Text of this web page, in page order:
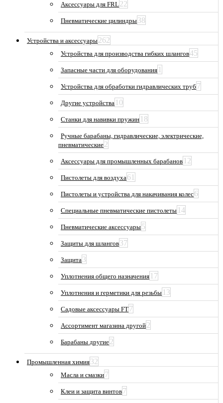
Аксессуары для FRL22
Пневматические цилиндры38
Устройства и аксессуары262
Устройства для производства гибких шлангов45
Запасные части для оборудования 1
Устройства для обработки гидравлических труб 7
Другие устройства 10
Станки для навивки пружин 18
Ручные барабаны, гидравлические, электрические,
пневматические2
Аксессуары для промышленных барабанов 12
Пистолеты для воздуха 61
Пистолеты и устройства для накачивания колес6
Специальные пневматические пистолеты 14
Пневматические аксессуары5
Защиты для шлангов37
Защита 3
Уплотнения общего назначения 17
Уплотнения и герметики для резьбы 13
Садовые аксессуары FT7
Ассортимент магазина другой2
Барабаны другие2
Промышленная химия32
Масла и смазки7
Клеи и защита винтов7